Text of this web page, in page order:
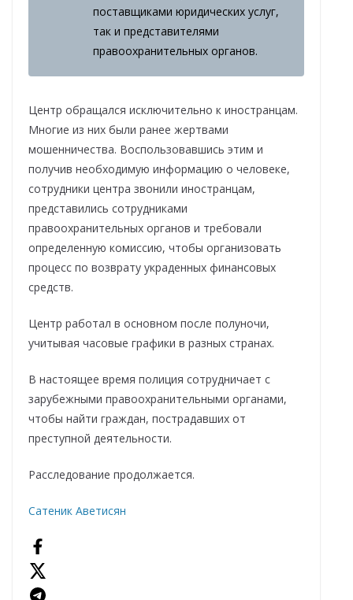
поставщиками юридических услуг,
так и представителями
правоохранительных органов.
Центр обращался исключительно к иностранцам.
Многие из них были ранее жертвами
мошенничества. Воспользовавшись этим и
получив необходимую информацию о человеке,
сотрудники центра звонили иностранцам,
представились сотрудниками
правоохранительных органов и требовали
определенную комиссию, чтобы организовать
процесс по возврату украденных финансовых
средств.
Центр работал в основном после полуночи,
учитывая часовые графики в разных странах.
В настоящее время полиция сотрудничает с
зарубежными правоохранительными органами,
чтобы найти граждан, пострадавших от
преступной деятельности.
Расследование продолжается.
Сатеник Аветисян